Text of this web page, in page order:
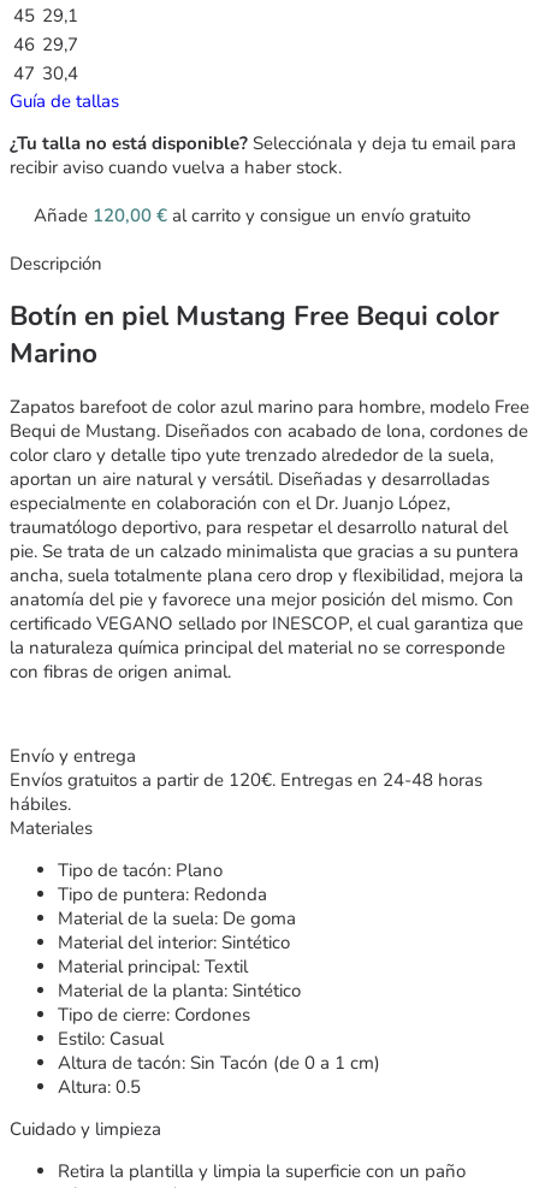
45 29,1
46 29,7
47 30,4
Guía de tallas
¿Tu talla no está disponible? Selecciónala y deja tu email para
recibir aviso cuando vuelva a haber stock.
Añade 120,00 € al carrito y consigue un envío gratuito
Descripción
Botín en piel Mustang Free Bequi color
Marino
Zapatos barefoot de color azul marino para hombre, modelo Free
Bequi de Mustang. Diseñados con acabado de lona, cordones de
color claro y detalle tipo yute trenzado alrededor de la suela,
aportan un aire natural y versátil. Diseñadas y desarrolladas
especialmente en colaboración con el Dr. Juanjo López,
traumatólogo deportivo, para respetar el desarrollo natural del
pie. Se trata de un calzado minimalista que gracias a su puntera
ancha, suela totalmente plana cero drop y flexibilidad, mejora la
anatomía del pie y favorece una mejor posición del mismo. Con
certificado VEGANO sellado por INESCOP, el cual garantiza que
la naturaleza química principal del material no se corresponde
con fibras de origen animal.
Envío y entrega
Envíos gratuitos a partir de 120€. Entregas en 24-48 horas
hábiles.
Materiales
Tipo de tacón: Plano
Tipo de puntera: Redonda
Material de la suela: De goma
Material del interior: Sintético
Material principal: Textil
Material de la planta: Sintético
Tipo de cierre: Cordones
Estilo: Casual
Altura de tacón: Sin Tacón (de 0 a 1 cm)
Altura: 0.5
Cuidado y limpieza
Retira la plantilla y limpia la superficie con un paño